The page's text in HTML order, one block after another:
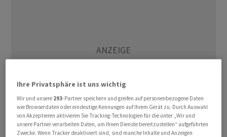
Ihre Privatsphäre ist uns wichtig
Wir und unsere 293-Partner speichern und greifen auf personenbezogene Daten
wie Browserdaten oder eindeutige Kennungen auf Ihrem Gerät zu. Durch Auswahl
von Akzeptieren aktivieren Sie Tracking-Technologien für die unter „Wir und
unsere Partner verarbeiten Daten, um Ihnen Dienste bereitzustellen“ aufgeführten
Zwecke. Wenn Tracker deaktiviert sind, sind manche Inhalte und Anzeigen